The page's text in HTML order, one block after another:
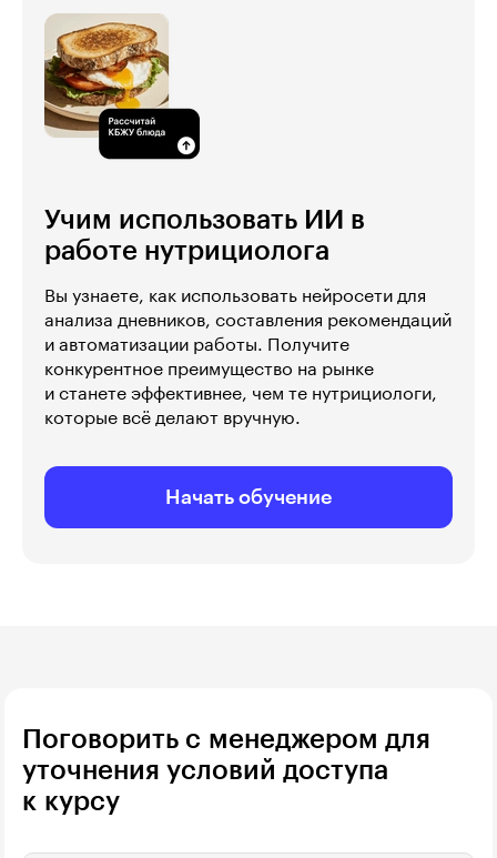
Учим использовать ИИ в
работе нутрициолога
Вы узнаете, как использовать нейросети для
анализа дневников, составления рекомендаций
и автоматизации работы. Получите
конкурентное преимущество на рынке
и станете эффективнее, чем те нутрициологи,
которые всё делают вручную.
Начать обучение
Поговорить с менеджером для
уточнения условий доступа
к курсу